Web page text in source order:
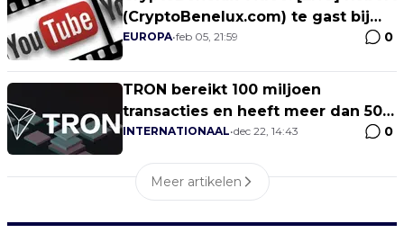
(CryptoBenelux.com) te gast bij
MyCryptoSpirit.com
EUROPA•feb 05, 21:59 0
TRON bereikt 100 miljoen
transacties en heeft meer dan 50
DApps
INTERNATIONAAL•dec 22, 14:43 0
Meer artikelen